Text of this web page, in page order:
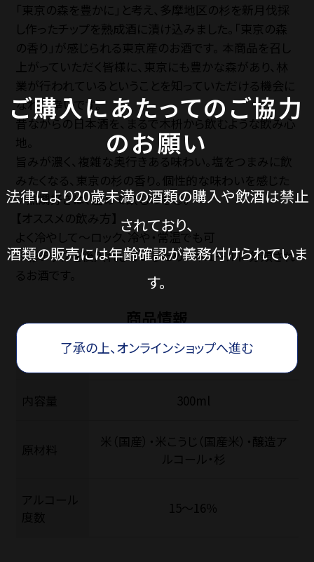
ご購入にあたってのご協力
のお願い
法律により20歳未満の酒類の購入や飲酒は禁止
されており、
酒類の販売には年齢確認が義務付けられていま
す。
了承の上、オンラインショップへ進む
「東京の森を豊かに」と考え、多摩地区の杉を新月伐採
し作ったチップを熟成酒に漬け込みました。「東京の森
の香り」が感じられる東京産のお酒です。 本商品を召し
上がっていただく皆様に、東京にも豊かな森があり、林
業が行われているということを知っていただける機会に
なれば幸いです。
昔ながらの日本酒を、まるで木枡から飲むような飲み心
地。
旨みが濃く、複雑な奥行きある味わい。塩をつまみに飲
みたくなる、東京の杉の香り。個性的な味わいを感じた
い熱燗好きは、温めて飲むのも◎。
【オススメの飲み方】
よく冷やして〜ロック、冷や・常温でも可
※杉チップを後入れしているためリキュールに分類され
るお酒です。
商品情報
リキュール
300ml
米（国産）・米こうじ（国産米）・醸造ア
ルコール・杉
15〜16％
SNS
お電話でのご注
TEL.042-
【電話受付】平日
法人・大口注文
Close